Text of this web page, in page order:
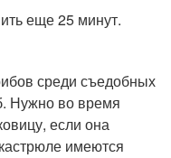
еще 25 минут.
среди съедобных
Нужно во время
если она
имеются